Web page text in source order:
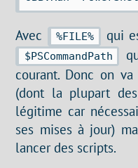
Avec %FILE% qui
$PSCommandPath
courant. Donc on
(dont la plupart
légitime car
ses mises à jour)
lancer des scripts.